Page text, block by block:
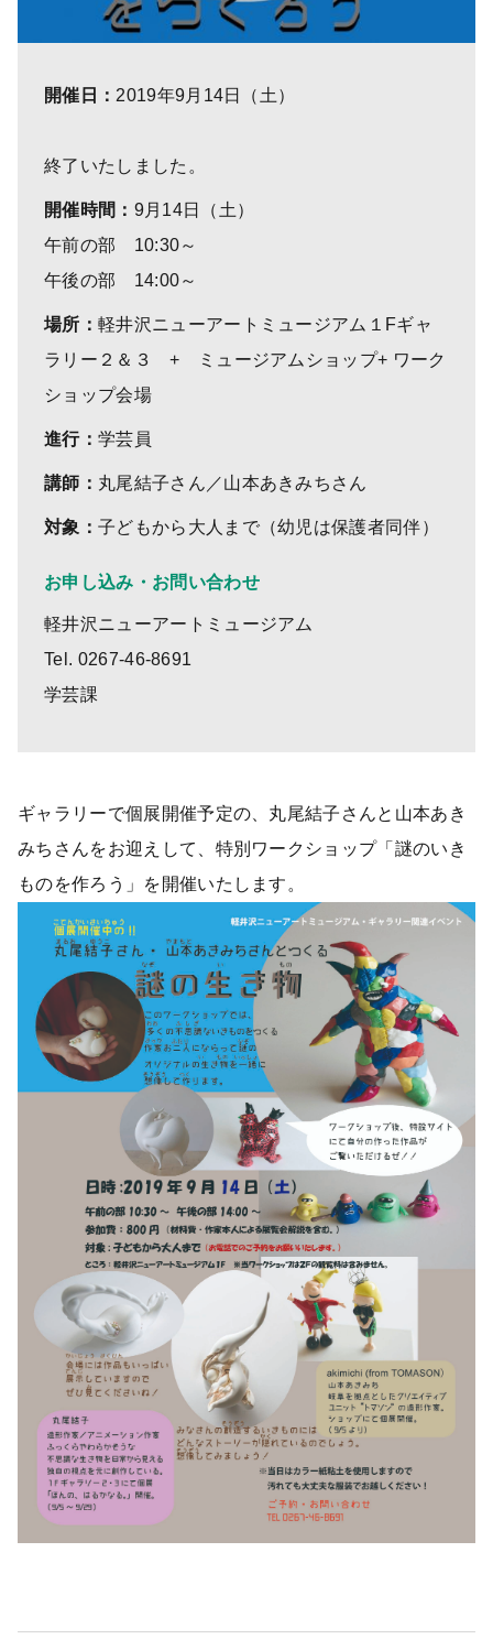
開催日： 2019年9月14日（土）
終了いたしました。
開催時間： 9月14日（土）
午前の部 10:30～
午後の部 14:00～
場所： 軽井沢ニューアートミュージアム１Fギャ
ラリー２＆３ + ミュージアムショップ+ ワーク
ショップ会場
進行： 学芸員
講師： 丸尾結子さん／山本あきみちさん
対象： 子どもから大人まで（幼児は保護者同伴）
お申し込み・お問い合わせ
軽井沢ニューアートミュージアム
Tel. 0267-46-8691
学芸課
ギャラリーで個展開催予定の、丸尾結子さんと山本あき
みちさんをお迎えして、特別ワークショップ「謎のいき
ものを作ろう」を開催いたします。